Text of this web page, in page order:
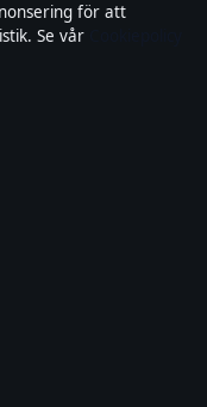
för att
Se vår